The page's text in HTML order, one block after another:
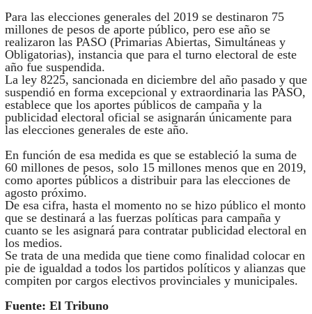
Para las elecciones generales del 2019 se destinaron 75
millones de pesos de aporte público, pero ese año se
realizaron las PASO (Primarias Abiertas, Simultáneas y
Obligatorias), instancia que para el turno electoral de este
año fue suspendida.
La ley 8225, sancionada en diciembre del año pasado y que
suspendió en forma excepcional y extraordinaria las PASO,
establece que los aportes públicos de campaña y la
publicidad electoral oficial se asignarán únicamente para
las elecciones generales de este año.
En función de esa medida es que se estableció la suma de
60 millones de pesos, solo 15 millones menos que en 2019,
como aportes públicos a distribuir para las elecciones de
agosto próximo.
De esa cifra, hasta el momento no se hizo público el monto
que se destinará a las fuerzas políticas para campaña y
cuanto se les asignará para contratar publicidad electoral en
los medios.
Se trata de una medida que tiene como finalidad colocar en
pie de igualdad a todos los partidos políticos y alianzas que
compiten por cargos electivos provinciales y municipales.
Fuente: El Tribuno